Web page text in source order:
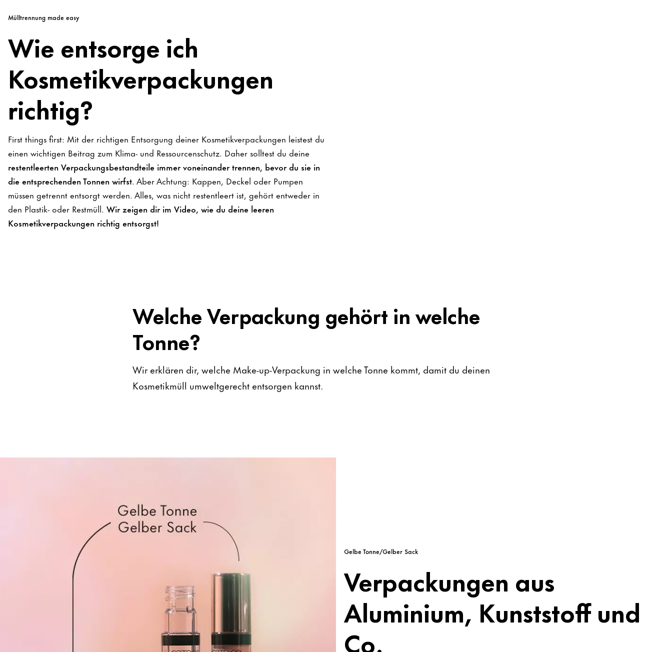
Mülltrennung made easy
Wie entsorge ich
Kosmetikverpackungen
richtig?
First things first: Mit der richtigen Entsorgung deiner Kosmetikverpackungen leistest du
einen wichtigen Beitrag zum Klima- und Ressourcenschutz. Daher solltest du deine
restentleerten Verpackungsbestandteile immer voneinander trennen, bevor du sie in
die entsprechenden Tonnen wirfst. Aber Achtung: Kappen, Deckel oder Pumpen
müssen getrennt entsorgt werden. Alles, was nicht restentleert ist, gehört entweder in
den Plastik- oder Restmüll. Wir zeigen dir im Video, wie du deine leeren
Kosmetikverpackungen richtig entsorgst!
Welche Verpackung gehört in welche
Tonne?
Wir erklären dir, welche Make-up-Verpackung in welche Tonne kommt, damit du deinen
Kosmetikmüll umweltgerecht entsorgen kannst.
Gelbe Tonne/Gelber Sack
Verpackungen aus
Aluminium, Kunststoff und
Co.